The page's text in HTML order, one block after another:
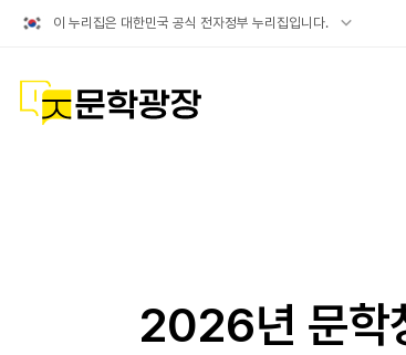
이 누리집은 대한민국 공식 전자정부 누리집입니다.
공식
문학광장
2026년 문학